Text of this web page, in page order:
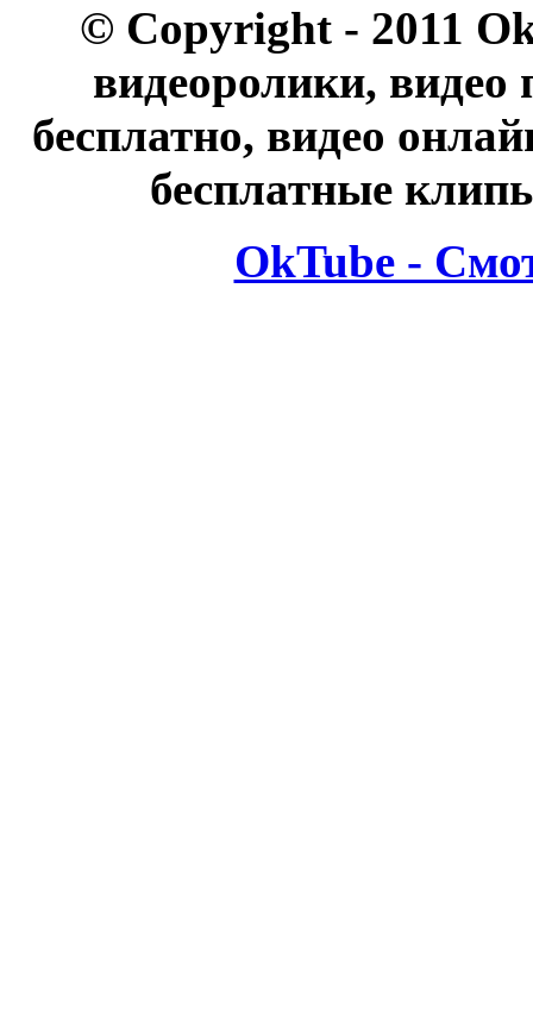
© Copyright - 2011
видеоролики, видео
бесплатно, видео
бесплатные
OkTube -